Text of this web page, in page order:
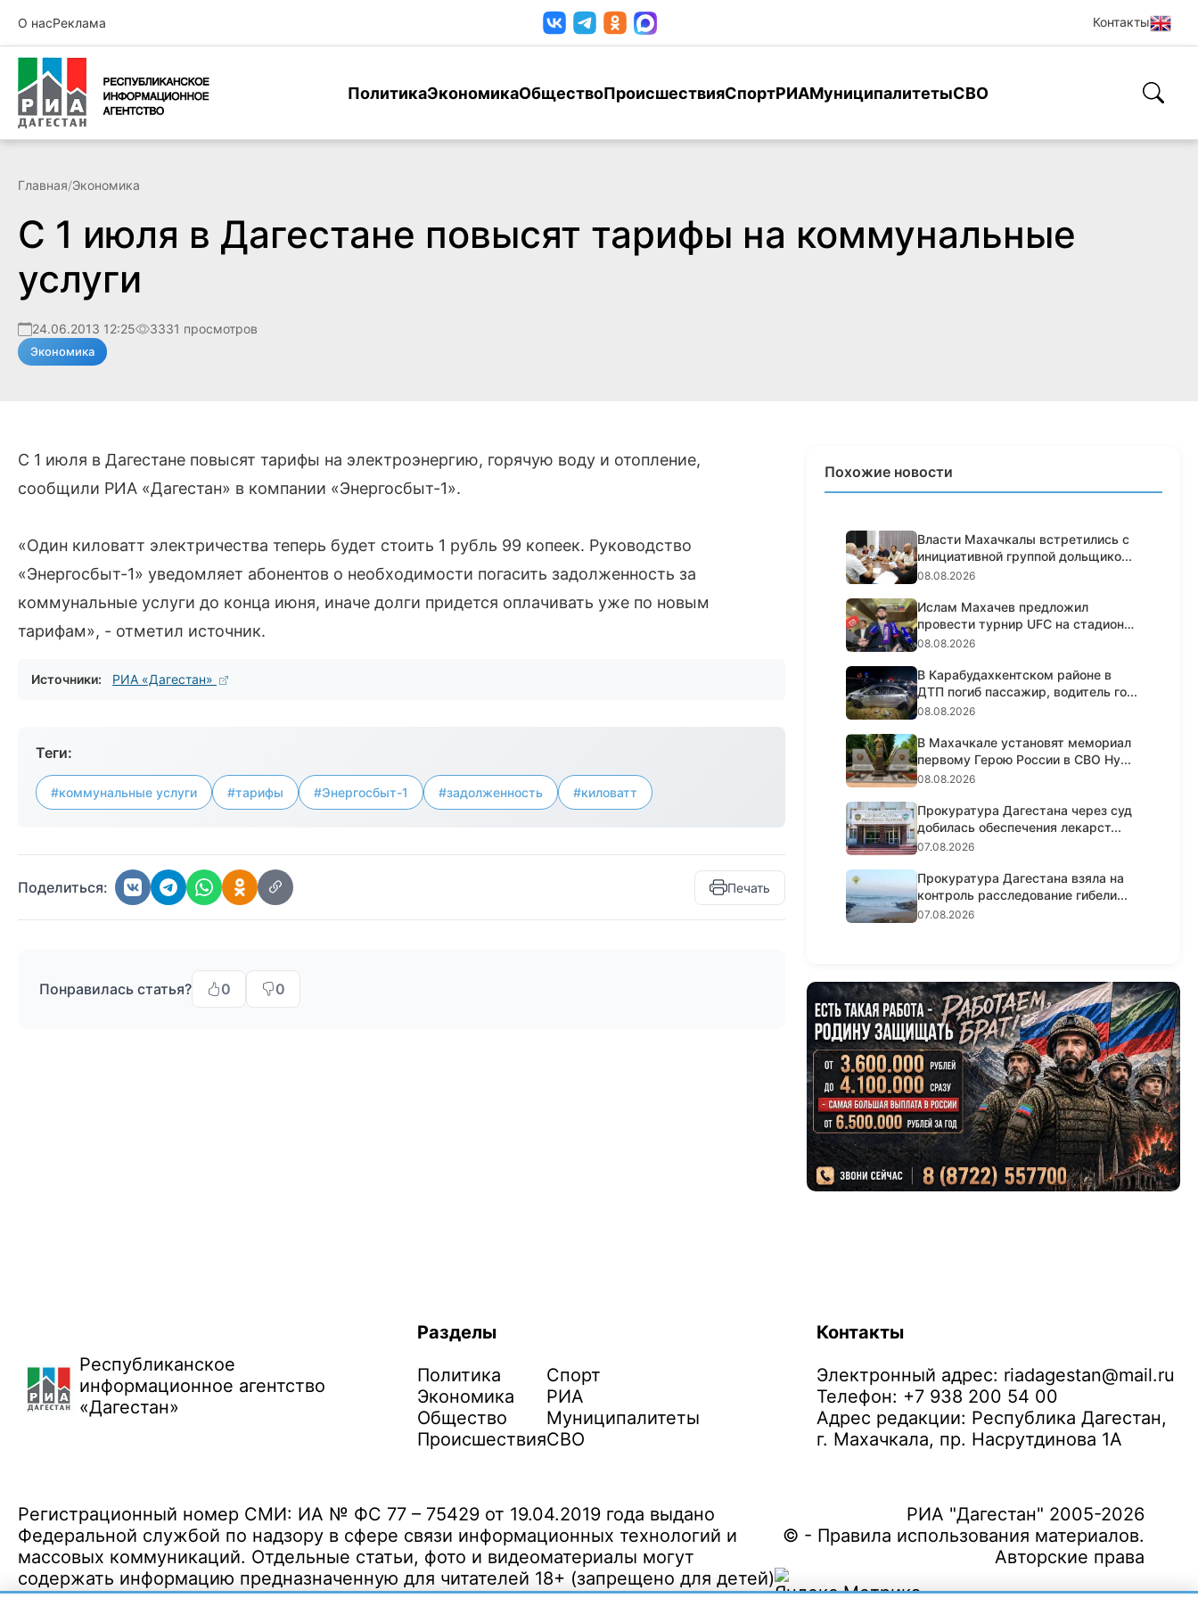
О насРеклама Контакты
ПолитикаЭкономикаОбществоПроисшествияСпортРИАМуниципалитетыСВО
Главная/Экономика
С 1 июля в Дагестане повысят тарифы на коммунальные
услуги
24.06.2013 12:25 3331 просмотров
Экономика
С 1 июля в Дагестане повысят тарифы на электроэнергию, горячую воду и отопление,
сообщили РИА «Дагестан» в компании «Энергосбыт-1».
«Один киловатт электричества теперь будет стоить 1 рубль 99 копеек. Руководство
«Энергосбыт-1» уведомляет абонентов о необходимости погасить задолженность за
коммунальные услуги до конца июня, иначе долги придется оплачивать уже по новым
тарифам», - отметил источник.
Источники: РИА «Дагестан»
Теги:
#коммунальные услуги #тарифы #Энергосбыт-1 #задолженность #киловатт
Поделиться: Печать
Понравилась статья? 0 0
Похожие новости
Власти Махачкалы встретились с
инициативной группой дольщико...
08.08.2026
Ислам Махачев предложил
провести турнир UFC на стадионе
«Дин...
08.08.2026
В Карабудахкентском районе в
ДТП погиб пассажир, водитель го...
08.08.2026
В Махачкале установят мемориал
первому Герою России в СВО Ну...
08.08.2026
Прокуратура Дагестана через суд
добилась обеспечения лекарст...
07.08.2026
Прокуратура Дагестана взяла на
контроль расследование гибели...
07.08.2026
Республиканское
информационное агентство
«Дагестан»
Разделы
Политика
Экономика
Общество
Происшествия
Спорт
РИА
Муниципалитеты
СВО
Контакты
Электронный адрес: riadagestan@mail.ru
Телефон: +7 938 200 54 00
Адрес редакции: Республика Дагестан,
г. Махачкала, пр. Насрутдинова 1А
Регистрационный номер СМИ: ИА № ФС 77 – 75429 от 19.04.2019 года выдано
Федеральной службой по надзору в сфере связи информационных технологий и
массовых коммуникаций. Отдельные статьи, фото и видеоматериалы могут
содержать информацию предназначенную для читателей 18+ (запрещено для детей)
РИА "Дагестан" 2005-2026
© - Правила использования материалов.
Авторские права